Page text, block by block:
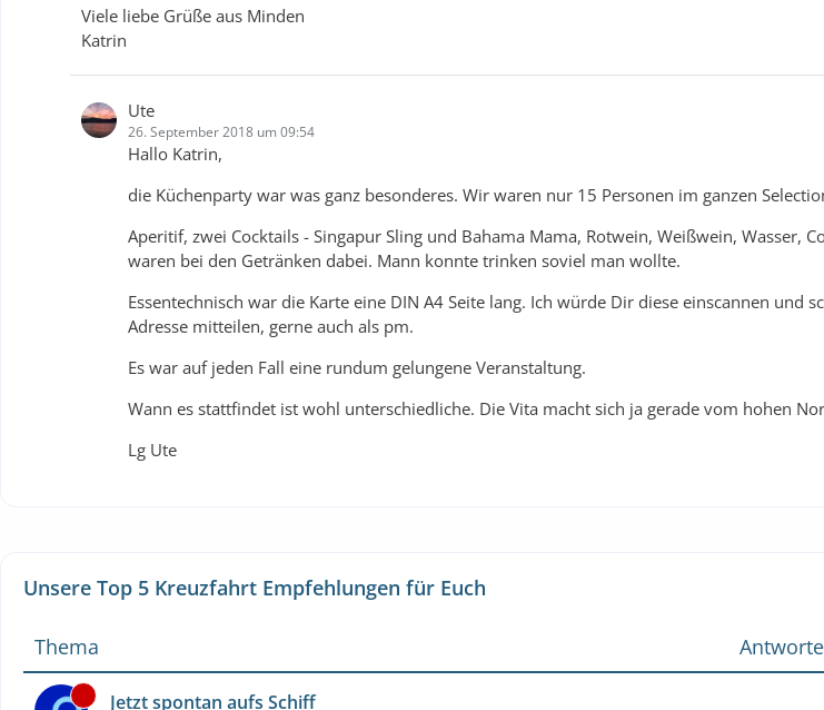
Viele liebe Grüße aus Minden
Katrin
Ute
26. September 2018 um 09:54
Hallo Katrin,
die Küchenparty war was ganz besonderes. Wir waren nur 15 Personen im ganzen
Aperitif, zwei Cocktails - Singapur Sling und Bahama Mama, Rotwein, Weißwein, Wasser,
waren bei den Getränken dabei. Mann konnte trinken soviel man wollte.
Essentechnisch war die Karte eine DIN A4 Seite lang. Ich würde Dir diese einscannen und
Adresse mitteilen, gerne auch als pm.
Es war auf jeden Fall eine rundum gelungene Veranstaltung.
Wann es stattfindet ist wohl unterschiedliche. Die Vita macht sich ja gerade vom hohen
Lg Ute
Unsere Top 5 Kreuzfahrt Empfehlungen für Euch
Thema
Jetzt spontan aufs Schiff